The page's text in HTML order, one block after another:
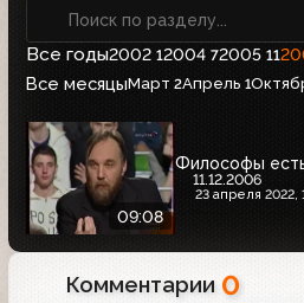
Все годы2002 12004 72005 11
Все месяцыМарт 2Апрель 1
09:08
Философы
11.12.2006
23 апреля 2022,
Комментарии 0